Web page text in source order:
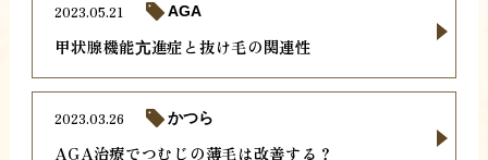
甲状腺機能亢進症と抜け毛の関連性
2023.05.21 AGA
AGA治療でつむじの薄毛は改善する？
2023.03.26 かつら